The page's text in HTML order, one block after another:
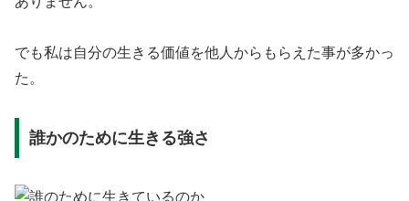
でも私は自分の生きる価値を他人からもらえた事が多かっ
た。
誰かのために生きる強さ